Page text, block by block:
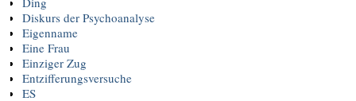
Diskurs der Psychoanalyse
Eigenname
Eine Frau
Einziger Zug
Entzifferungsversuche
ES